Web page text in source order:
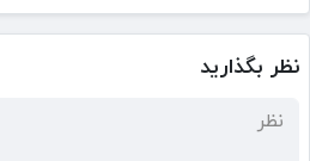
نظر بگذارید